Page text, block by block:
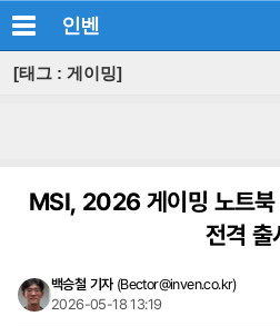
인벤
[태그 : 게이밍]
MSI, 2026 게이밍 노트북
전격 출
백승철 기자 (Bector@inven.co.kr)
2026-05-18 13:19